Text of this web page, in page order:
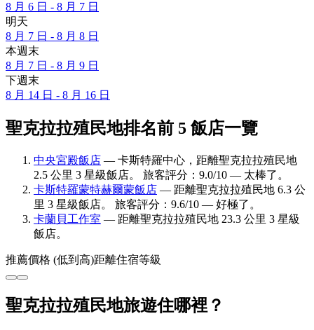
8 月 6 日 - 8 月 7 日
明天
8 月 7 日 - 8 月 8 日
本週末
8 月 7 日 - 8 月 9 日
下週末
8 月 14 日 - 8 月 16 日
聖克拉拉殖民地排名前 5 飯店一覽
中央宮殿飯店 — 卡斯特羅中心，距離聖克拉拉殖民地
2.5 公里 3 星級飯店。 旅客評分：9.0/10 — 太棒了。
卡斯特羅蒙特赫爾蒙飯店 — 距離聖克拉拉殖民地 6.3 公
里 3 星級飯店。 旅客評分：9.6/10 — 好極了。
卡蘭貝工作室 — 距離聖克拉拉殖民地 23.3 公里 3 星級
飯店。
推薦價格 (低到高)距離住宿等級
聖克拉拉殖民地旅遊住哪裡？